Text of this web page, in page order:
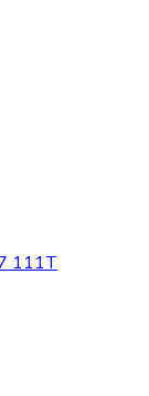
111T